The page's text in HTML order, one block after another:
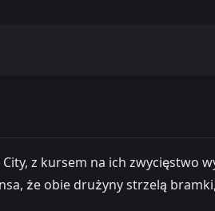
z kursem na ich zwycięstwo
że obie drużyny strzelą